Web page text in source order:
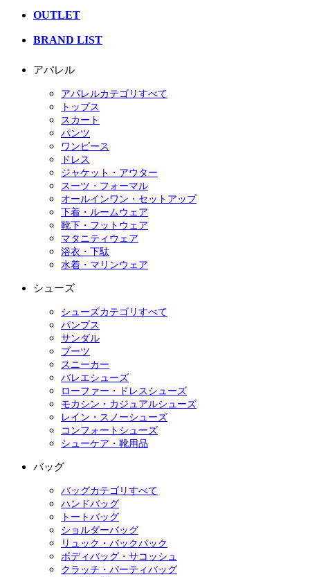
OUTLET
BRAND LIST
アパレル
アパレルカテゴリすべて
トップス
スカート
パンツ
ワンピース
ドレス
ジャケット・アウター
スーツ・フォーマル
オールインワン・セットアップ
下着・ルームウェア
靴下・フットウェア
マタニティウェア
浴衣・下駄
水着・マリンウェア
シューズ
シューズカテゴリすべて
パンプス
サンダル
ブーツ
スニーカー
バレエシューズ
ローファー・ドレスシューズ
モカシン・カジュアルシューズ
レイン・スノーシューズ
コンフォートシューズ
シューケア・靴用品
バッグ
バッグカテゴリすべて
ハンドバッグ
トートバッグ
ショルダーバッグ
リュック・バックパック
ボディバッグ・サコッシュ
クラッチ・パーティバッグ